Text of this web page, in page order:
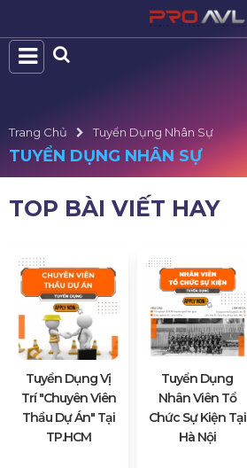
Trang Chủ Tuyển Dụng Nhân Sự
TUYỂN DỤNG NHÂN SỰ
TOP BÀI VIẾT HAY
Tuyển Dụng Vị
Trí "chuyên Viên
Thầu Dự Án" Tại
TP.HCM
Tuyển Dụng
Nhân Viên Tổ
Chức Sự Kiện Tại
Hà Nội